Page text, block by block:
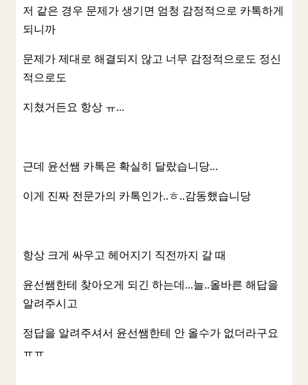
저 같은 경우 문제가 생기면 엄청 감정적으로 카톡하게
되니까
문제가 제대로 해결되지 않고 너무 감정적으로도 정신
적으로도
지쳤거든요 항상 ㅠ...
근데 윤선쌤 카톡은 확실히 달랐습니당...
이게 진짜 전문가의 카톡인가..ㅎ..감동했습니당
항상 크게 싸우고 헤어지기 직전까지 갈 때
윤선쌤한테 찾아오게 되긴 하는데...늘..올바른 해답을
알려주시고
정답을 알려주셔서 윤선쌤한테 안 올수가 없더라구요
ㅠㅠ